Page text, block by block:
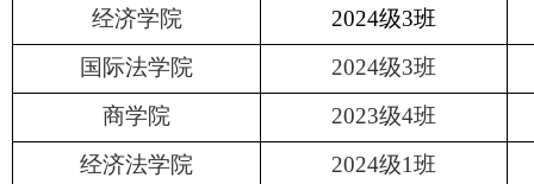
经济学院
2024级3班
国际法学院
2024级3班
商学院
2023级4班
经济法学院
2024级1班